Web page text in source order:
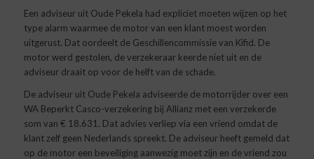
Een adviseur uit Oude Pekela had expliciet moeten wijzen op het
type alarm waarmee de motor van een klant moest worden
uitgerust. Dat oordeelt de Geschillencommissie van Kifid. De
motor werd gestolen, de verzekeraar keerde niet uit en de
adviseur draait op voor de helft van de schade.
De adviseur uit Oude Pekela adviseerde de motorrijder over een
WA Beperkt Casco-verzekering bij Allianz met een verzekerde
som van € 18.631. Dat advies verliep via een vriend omdat de
klant zelf geen Nederlands spreekt. De adviseur heeft gemeld dat
op de motor een beveiliging aanwezig moet zijn en de vriend zou